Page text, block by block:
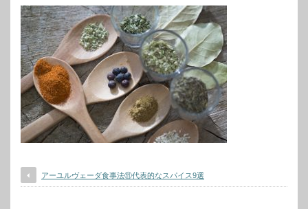
アーユルヴェーダ食事法⑪代表的なスパイス9選